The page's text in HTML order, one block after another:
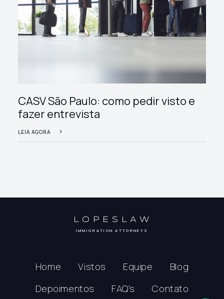
CASV São Paulo: como pedir visto e
fazer entrevista
LEIA AGORA
LOPESLAW
IMMIGRATION ATTORNEYS
Home Vistos Equipe
Blog
Depoimentos
FAQ's Contato